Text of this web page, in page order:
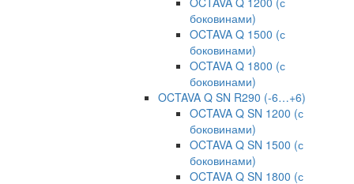
боковинами)
OCTAVA Q 1500 (с
боковинами)
OCTAVA Q 1800 (с
боковинами)
OCTAVA Q SN R290 (-6…+6)
OCTAVA Q SN 1200 (с
боковинами)
OCTAVA Q SN 1500 (с
боковинами)
OCTAVA Q SN 1800 (с